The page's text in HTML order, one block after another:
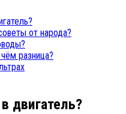
от народа?
разница?
двигатель?